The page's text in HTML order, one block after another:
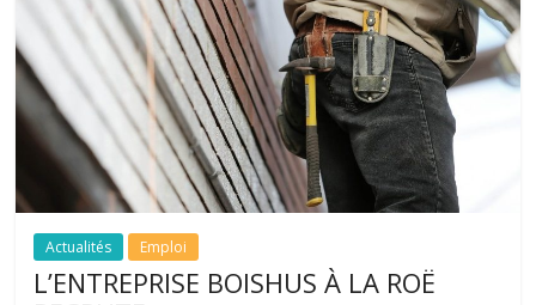
Actualités Emploi
L’ENTREPRISE BOISHUS À LA ROË